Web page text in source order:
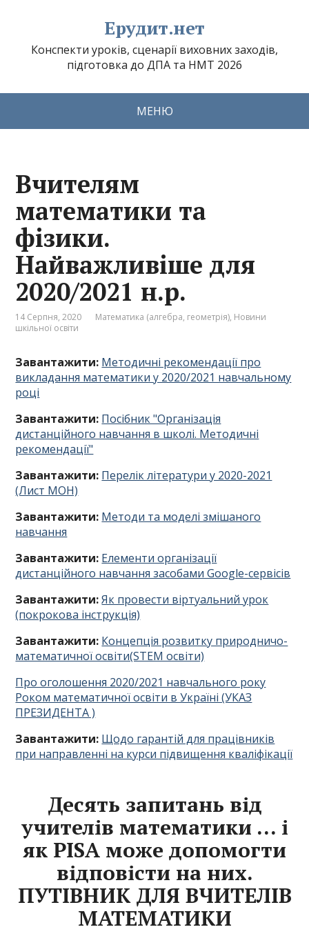
Ерудит.нет
Конспекти уроків, сценарії виховних заходів,
підготовка до ДПА та НМТ 2026
МЕНЮ
Вчителям
математики та
фізики.
Найважливіше для
2020/2021 н.р.
14 Серпня, 2020 Математика (алгебра, геометрія), Новини
шкільної освіти
Завантажити: Методичні рекомендації про
викладання математики у 2020/2021 навчальному
році
Завантажити: Посібник "Організація
дистанційного навчання в школі. Методичні
рекомендації"
Завантажити: Перелік літератури у 2020-2021
(Лист МОН)
Завантажити: Методи та моделі змішаного
навчання
Завантажити: Елементи організації
дистанційного навчання засобами Google-сервісів
Завантажити: Як провести віртуальний урок
(покрокова інструкція)
Завантажити: Концепція розвитку природничо-
математичної освіти(STEM освіти)
Про оголошення 2020/2021 навчального року
Роком математичної освіти в Україні (УКАЗ
ПРЕЗИДЕНТА )
Завантажити: Щодо гарантій для працівників
при направленні на курси підвищення кваліфікації
Десять запитань від
учителів математики … і
як PISA може допомогти
відповісти на них.
ПУТІВНИК ДЛЯ ВЧИТЕЛІВ
МАТЕМАТИКИ